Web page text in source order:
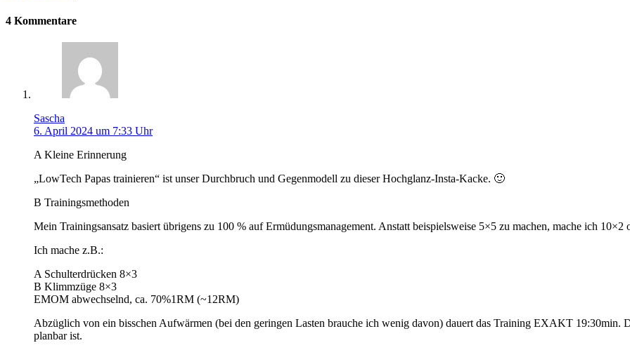
4 Kommentare
Sascha
6. April 2024 um 7:33 Uhr
A Kleine Erinnerung
„LowTech Papas trainieren“ ist unser Durchbruch und Gegenmodell zu dieser Hochglanz-Insta-Kacke. 🙂
B Trainingsmethoden
Mein Trainingsansatz basiert übrigens zu 100 % auf Ermüdungsmanagement. Anstatt beispielsweise 5×5 zu machen, mache ich 10×2
Ich mache z.B.:
A Schulterdrücken 8×3
B Klimmzüge 8×3
EMOM abwechselnd, ca. 70%1RM (~12RM)
Abzüglich von ein bisschen Aufwärmen (bei den geringen Lasten brauche ich wenig davon) dauert das Training EXAKT 19:30min.
planbar ist.